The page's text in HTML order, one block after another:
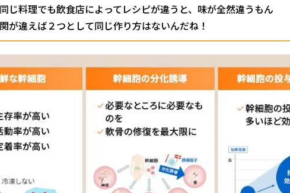
じ料理でも飲食店によってレシピが違うと、味が全然違うもん
が違えば２つとして同じ作り方はないんだね！